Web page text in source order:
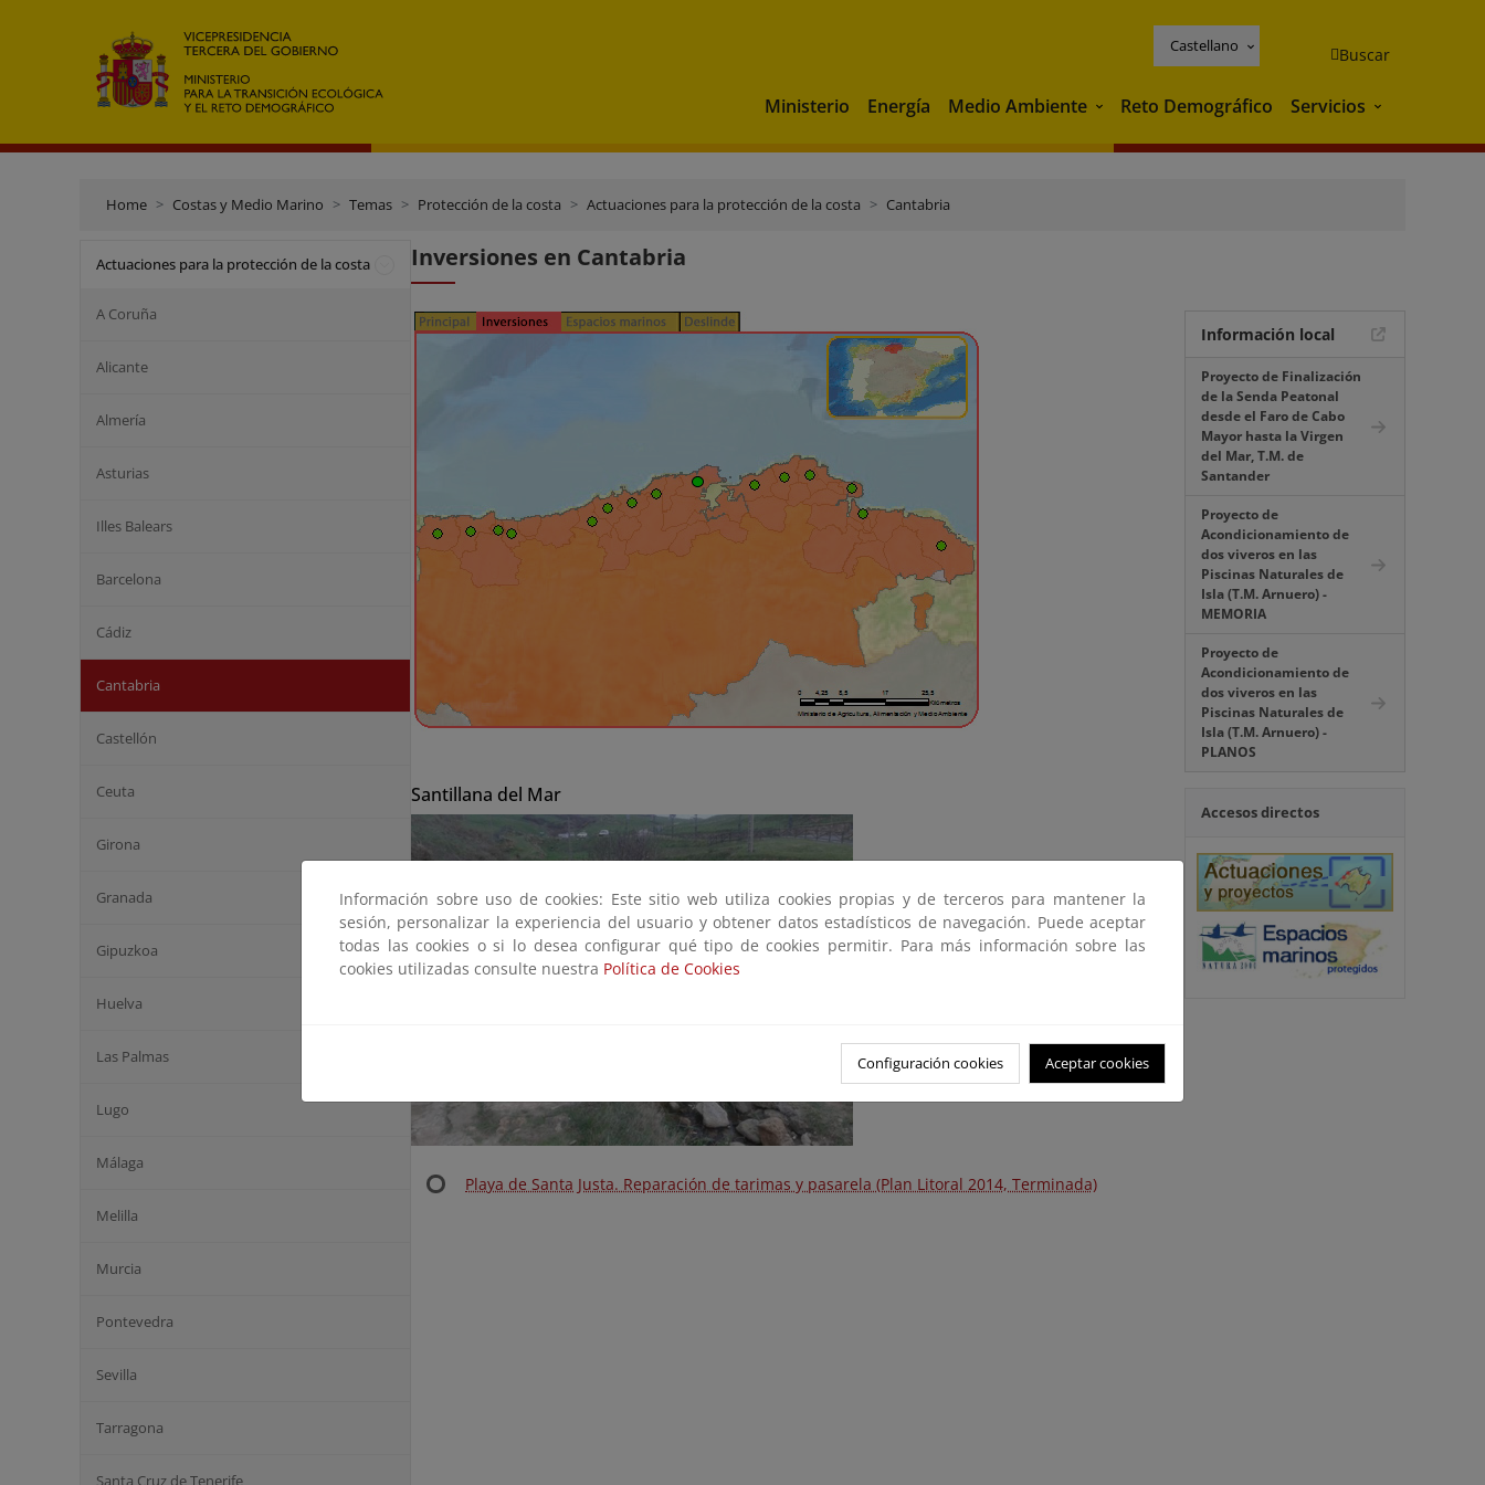
Castellano Buscar
Ministerio Energía Medio Ambiente Medio Ambiente
Reto Demográfico Servicios Servicios
Home Costas y Medio Marino Temas Protección de la costa Actuaciones para la protección de la costa Cantabria
Actuaciones para la protección de la costa
A Coruña
Alicante
Almería
Asturias
Illes Balears
Barcelona
Cádiz
Cantabria
Castellón
Ceuta
Girona
Granada
Gipuzkoa
Huelva
Las Palmas
Lugo
Málaga
Melilla
Murcia
Pontevedra
Sevilla
Tarragona
Santa Cruz de Tenerife
Inversiones en Cantabria
Santillana del Mar
Playa de Santa Justa. Reparación de tarimas y pasarela (Plan Litoral 2014, Terminada)
Información local
Proyecto de Finalización
de la Senda Peatonal
desde el Faro de Cabo
Mayor hasta la Virgen
del Mar, T.M. de
Santander
Proyecto de
Acondicionamiento de
dos viveros en las
Piscinas Naturales de
Isla (T.M. Arnuero) -
MEMORIA
Proyecto de
Acondicionamiento de
dos viveros en las
Piscinas Naturales de
Isla (T.M. Arnuero) -
PLANOS
Accesos directos
Información sobre uso de cookies: Este sitio web utiliza cookies propias y de terceros para mantener la
sesión, personalizar la experiencia del usuario y obtener datos estadísticos de navegación. Puede aceptar
todas las cookies o si lo desea configurar qué tipo de cookies permitir. Para más información sobre las
cookies utilizadas consulte nuestra Política de Cookies
Configuración cookies Aceptar cookies